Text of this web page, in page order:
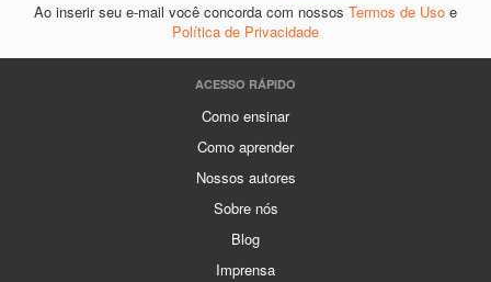
Ao inserir seu e-mail você concorda com nossos Termos de Uso e
Política de Privacidade
ACESSO RÁPIDO
Como ensinar
Como aprender
Nossos autores
Sobre nós
Blog
Imprensa